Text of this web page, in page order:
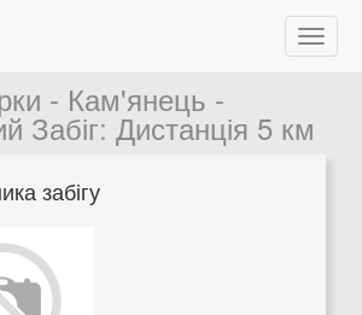
- Кам'янець -
Забіг: Дистанція 5 км
забігу